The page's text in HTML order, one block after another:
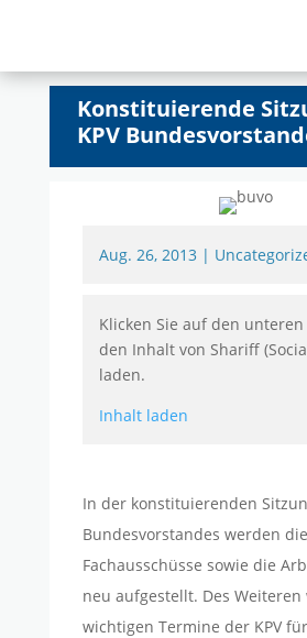
Konstituierende
KPV
Aug. 26, 2013|
Klicken Sie auf den
den Inhalt von Shariff
laden.
Inhalt laden
In der konstituierenden
Bundesvorstandes werden die
Fachausschüsse sowie die
neu aufgestellt. Des
wichtigen Termine der KPV